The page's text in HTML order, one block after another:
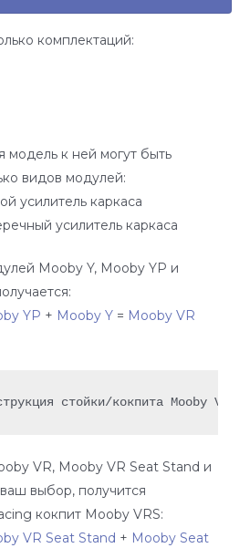
комплектаций:
модель к ней могут быть
видов модулей:
усилитель каркаса
усилитель каркаса
Mooby Y, Mooby YP и
YP + Mooby Y = Mooby VR
стойки/кокпита Mooby VR
VR, Mooby VR Seat Stand и
выбор, получится
кокпит Mooby VRS:
VR Seat Stand + Mooby Seat